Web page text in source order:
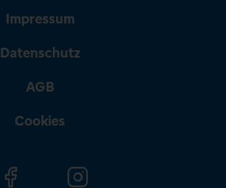
Impressum
Datenschutz
AGB
Cookies